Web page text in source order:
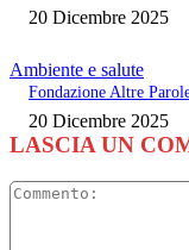
20 Dicembre 2025
Ambiente e salute
Fondazione Altre
20 Dicembre 2025
LASCIA UN